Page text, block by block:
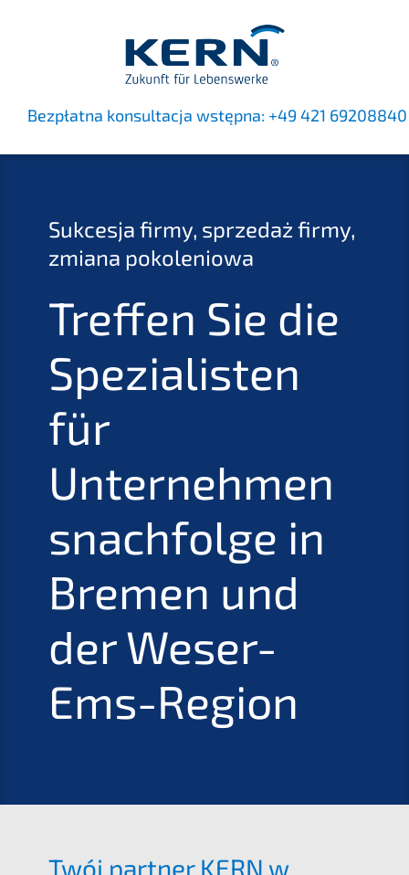
Bezpłat­na konsult­ac­ja wstęp­na: +49 421 69208840
Sukces­ja firmy, sprze­daż firmy,
zmiana pokoleniowa
Treffen Sie die
Spezia­lis­ten
für
Unternehmen
s­nachfolge in
Bremen und
der Weser-
Ems-Region
Twój partner KERN w